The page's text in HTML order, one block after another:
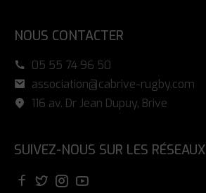
NOUS CONTACTER
05 55 74 96 50
association@cabrive-rugby.com
116 av. Dr Jean Dupuy, Brive
SUIVEZ-NOUS SUR LES RÉSEAUX